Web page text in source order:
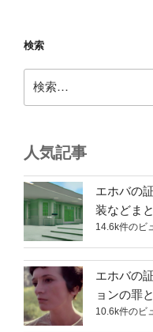
検索
索:
人気記事
エホバの
装などま
14.6k件のビ
エホバの
ョンの罪
10.6k件のビ